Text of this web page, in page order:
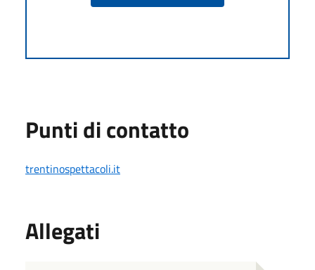
Punti di contatto
trentinospettacoli.it
Allegati